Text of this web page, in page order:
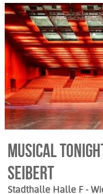
MUSICAL
Seibert
Stadthalle Halle F -